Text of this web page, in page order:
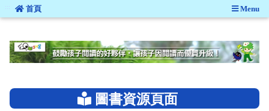
::: 首頁 Menu
圖書資源頁面